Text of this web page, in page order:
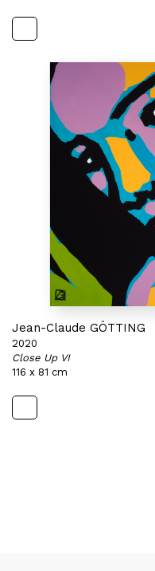
Jean-Claude GÖTTING
2020
Close Up VI
116 x 81 cm